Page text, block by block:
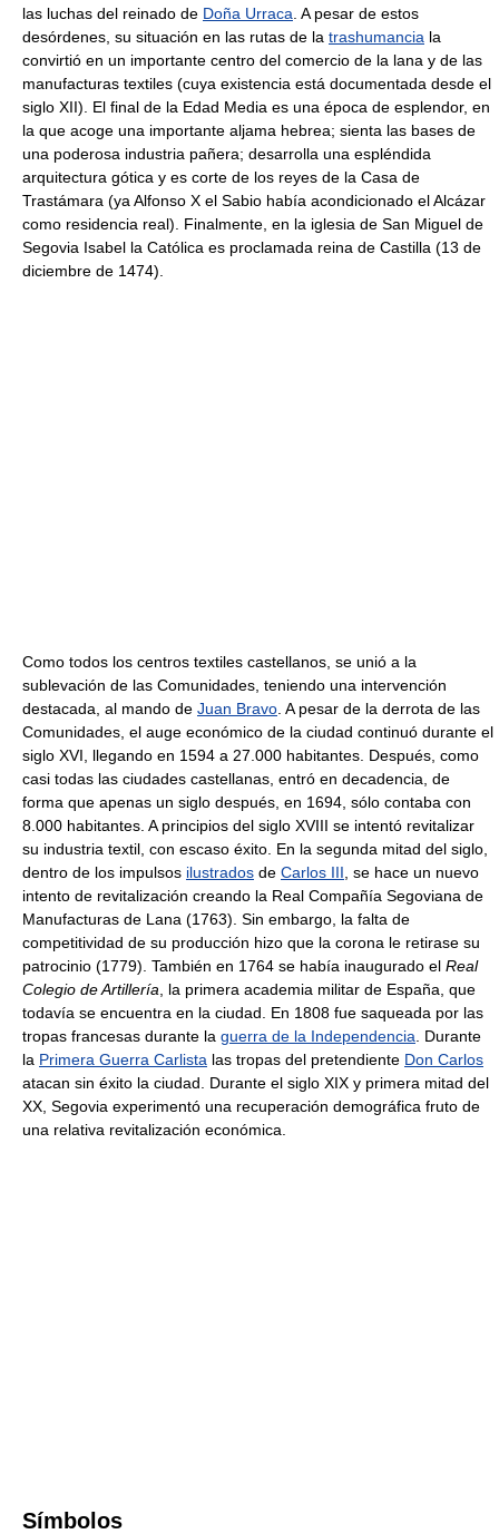
las luchas del reinado de Doña Urraca . A pesar de estos
desórdenes, su situación en las rutas de la trashumancia la
convirtió en un importante centro del comercio de la lana y de las
manufacturas textiles (cuya existencia está documentada desde el
siglo XII). El final de la Edad Media es una época de esplendor, en
la que acoge una importante aljama hebrea; sienta las bases de
una poderosa industria pañera; desarrolla una espléndida
arquitectura gótica y es corte de los reyes de la Casa de
Trastámara (ya Alfonso X el Sabio había acondicionado el Alcázar
como residencia real). Finalmente, en la iglesia de San Miguel de
Segovia Isabel la Católica es proclamada reina de Castilla (13 de
diciembre de 1474).
Como todos los centros textiles castellanos, se unió a la
sublevación de las Comunidades, teniendo una intervención
destacada, al mando de Juan Bravo . A pesar de la derrota de las
Comunidades, el auge económico de la ciudad continuó durante el
siglo XVI, llegando en 1594 a 27.000 habitantes. Después, como
casi todas las ciudades castellanas, entró en decadencia, de
forma que apenas un siglo después, en 1694, sólo contaba con
8.000 habitantes. A principios del siglo XVIII se intentó revitalizar
su industria textil, con escaso éxito. En la segunda mitad del siglo,
dentro de los impulsos ilustrados de Carlos III , se hace un nuevo
intento de revitalización creando la Real Compañía Segoviana de
Manufacturas de Lana (1763). Sin embargo, la falta de
competitividad de su producción hizo que la corona le retirase su
patrocinio (1779). También en 1764 se había inaugurado el Real
Colegio de Artillería , la primera academia militar de España, que
todavía se encuentra en la ciudad. En 1808 fue saqueada por las
tropas francesas durante la guerra de la Independencia . Durante
la Primera Guerra Carlista las tropas del pretendiente Don Carlos
atacan sin éxito la ciudad. Durante el siglo XIX y primera mitad del
XX, Segovia experimentó una recuperación demográfica fruto de
una relativa revitalización económica.
Símbolos